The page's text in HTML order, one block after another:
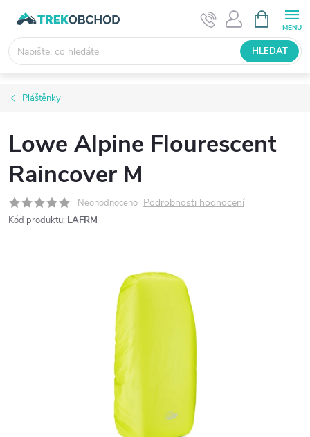
obsah
NÁKUPNÍ
KOŠÍK
HLEDAT
Pláštěnky
Lowe Alpine Flourescent
Raincover M
Neohodnoceno Podrobnosti hodnocení
Kód produktu: LAFRM